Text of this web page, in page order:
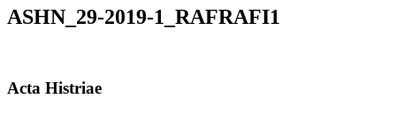
ASHN_29-2019-1_RAFRAFI1
Acta Histriae